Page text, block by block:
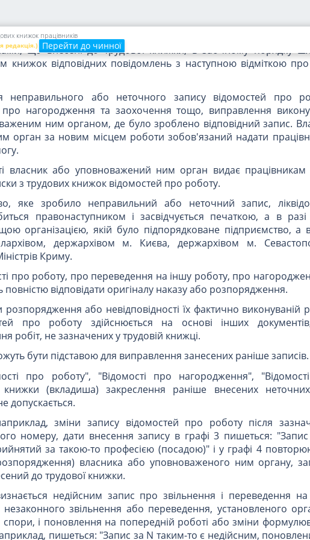
книжок працівників
редакція.) Перейти до чинної
що працюють в умовах територіальної
підрозділи розташовані на великій відстані),
що внесені до трудової книжки, в заочному порядку
книжок відповідних повідомлень з наступною відміткою
неправильного або неточного запису відомостей про
нагородження та заохочення тощо, виправлення
ним органом, де було зроблено відповідний запис.
орган за новим місцем роботи зобов'язаний надати
власник або уповноважений ним орган видає працівникам
з трудових книжок відомостей про роботу.
яке зробило неправильний або неточний запис,
правонаступником і засвідчується печаткою, а в
організацією, якій було підпорядковане підприємство, а
держархівом м. Києва, держархівом м.
Криму.
про роботу, про переведення на іншу роботу, про
відповідати оригіналу наказу або розпорядження.
розпорядження або невідповідності їх фактично виконуваній
про роботу здійснюється на основі інших
робіт, не зазначених у трудовій книжці.
бути підставою для виправлення занесених раніше записів.
про роботу", "Відомості про нагородження",
книжки (вкладиша) закреслення раніше внесених
допускається.
зміни запису відомостей про роботу після
номеру, дати внесення запису в графі 3 пишеться:
за такою-то професією (посадою)" і у графі 4
власника або уповноваженого ним органу,
до трудової книжки.
недійсним запис про звільнення і переведення
незаконного звільнення або переведення, установленого
спори, і поновлення на попередній роботі або зміни
пишеться: "Запис за N таким-то є недійсним,